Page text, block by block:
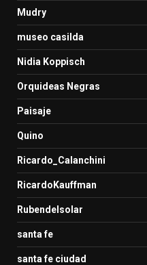
Mudry
museo casilda
Nidia Koppisch
Orquideas Negras
Paisaje
Quino
Ricardo_Calanchini
RicardoKauffman
Rubendelsolar
santa fe
santa fe ciudad